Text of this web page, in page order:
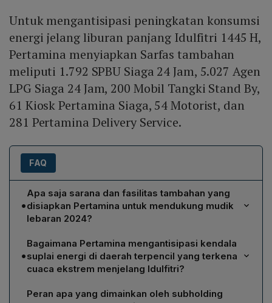
Untuk mengantisipasi peningkatan konsumsi
energi jelang liburan panjang Idulfitri 1445 H,
Pertamina menyiapkan Sarfas tambahan
meliputi 1.792 SPBU Siaga 24 Jam, 5.027 Agen
LPG Siaga 24 Jam, 200 Mobil Tangki Stand By,
61 Kiosk Pertamina Siaga, 54 Motorist, dan
281 Pertamina Delivery Service.
FAQ
•
Apa saja sarana dan fasilitas tambahan yang
disiapkan Pertamina untuk mendukung mudik
lebaran 2024?
Pertamina melalui PT Pertamina Patra Niaga
mengoperasikan 115 Terminal BBM, 30 Terminal LPG, 71
Depo Pengisian Pesawat Udara (DPPU), lebih dari
7.400 SPBU, 723 SPBE, dan 48.207 Agen/Outlet LPG.
Untuk masa mudik ditambahkan 1.792 SPBU Siaga
•
Bagaimana Pertamina mengantisipasi kendala
suplai energi di daerah terpencil yang terkena
cuaca ekstrem menjelang Idulfitri?
Pertamina membangun stok BBM di SPBU sejak H‑14
dan stok LPG di agen atau pangkalan, menyiagakan
Peran apa yang dimainkan oleh subholding